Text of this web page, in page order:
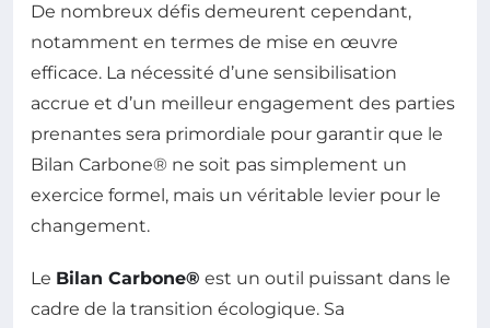
De nombreux défis demeurent cependant,
notamment en termes de mise en œuvre
efficace. La nécessité d’une sensibilisation
accrue et d’un meilleur engagement des parties
prenantes sera primordiale pour garantir que le
Bilan Carbone® ne soit pas simplement un
exercice formel, mais un véritable levier pour le
changement.
Le Bilan Carbone® est un outil puissant dans le
cadre de la transition écologique. Sa